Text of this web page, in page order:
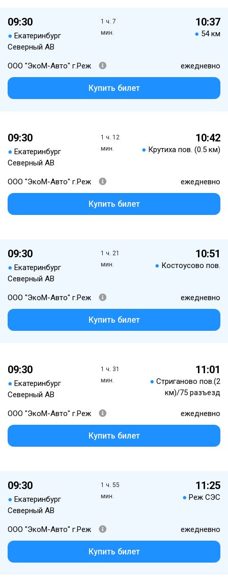
09:30
● Екатеринбург
Северный АВ
1 ч. 7
мин.
10:37
● 54 км
ООО "ЭкоМ-Авто" г.Реж ежедневно
Купить билет
09:30
● Екатеринбург
Северный АВ
1 ч. 12
мин.
10:42
● Крутиха пов. (0.5 км)
ООО "ЭкоМ-Авто" г.Реж ежедневно
Купить билет
09:30
● Екатеринбург
Северный АВ
1 ч. 21
мин.
10:51
● Костоусово пов.
ООО "ЭкоМ-Авто" г.Реж ежедневно
Купить билет
09:30
● Екатеринбург
Северный АВ
1 ч. 31
мин.
11:01
● Стриганово пов.(2
км)/75 разъезд
ООО "ЭкоМ-Авто" г.Реж ежедневно
Купить билет
09:30
● Екатеринбург
Северный АВ
1 ч. 55
мин.
11:25
● Реж СЭС
ООО "ЭкоМ-Авто" г.Реж ежедневно
Купить билет